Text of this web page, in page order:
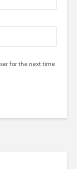
for the next time